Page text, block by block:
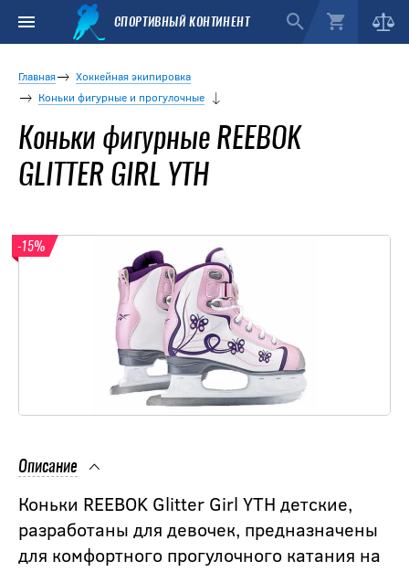
СПОРТИВНЫЙ КОНТИНЕНТ
Главная
Хоккейная экипировка
Коньки фигурные и прогулочные
Коньки фигурные REEBOK
GLITTER GIRL YTH
-15%
Описание
Коньки REEBOK Glitter Girl YTH детские,
разработаны для девочек, предназначены
для комфортного прогулочного катания на